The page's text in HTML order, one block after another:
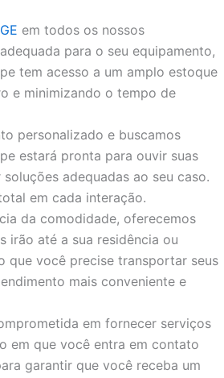
em todos os nossos
para o seu equipamento,
tem acesso a um amplo estoque
e minimizando o tempo de
personalizado e buscamos
estará pronta para ouvir suas
adequadas ao seu caso.
em cada interação.
da comodidade, oferecemos
irão até a sua residência ou
que você precise transportar seus
mais conveniente e
em fornecer serviços
em que você entra em contato
garantir que você receba um